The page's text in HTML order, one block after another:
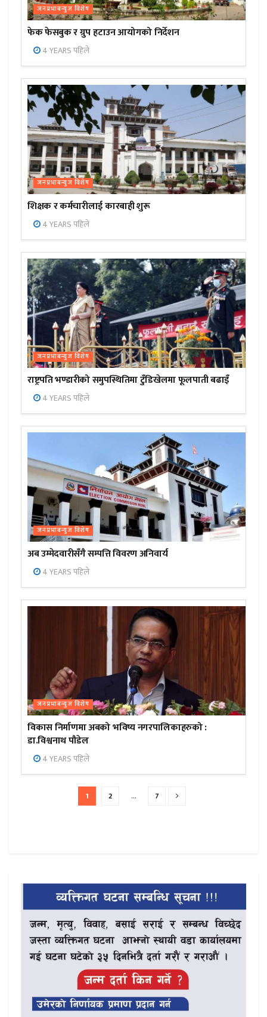
जनप्रभाबन्युज विशेष
फेक फेसबुक र ग्रुप हटाउन आयोगको निर्देशन
4 YEARS पहिले
जनप्रभाबन्युज विशेष
शिक्षक र कर्मचारीलाई कारबाही शुरू
4 YEARS पहिले
जनप्रभाबन्युज विशेष
राष्ट्रपति भण्डारीको समुपस्थितिमा टुँडिखेलमा फूलपाती बढाइँ
4 YEARS पहिले
जनप्रभाबन्युज विशेष
अब उम्मेदवारीसँगै सम्पत्ति विवरण अनिवार्य
4 YEARS पहिले
जनप्रभाबन्युज विशेष
विकास निर्माणमा अबको भविष्य नगरपालिकाहरुको :
डा.विश्वनाथ पौडेल
4 YEARS पहिले
1 2 … 7